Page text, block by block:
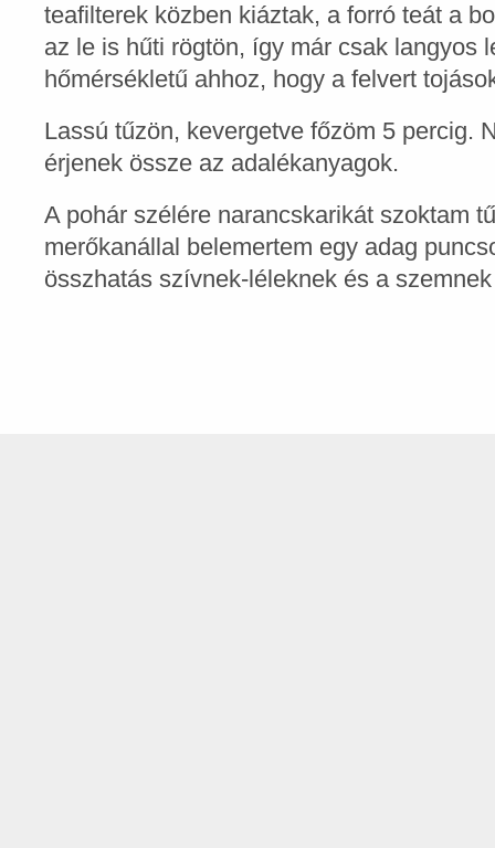
teafilterek közben kiáztak, a forró teát a
az le is hűti rögtön, így már csak langyos
hőmérsékletű ahhoz, hogy a felvert
Lassú tűzön, kevergetve főzöm 5 percig.
érjenek össze az adalékanyagok.
A pohár szélére narancskarikát szoktam
merőkanállal belemertem egy adag
összhatás szívnek-léleknek és a